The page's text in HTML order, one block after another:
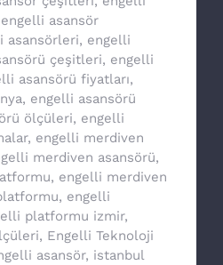
engelli asansör
asansörleri, engelli
çeşitleri, engelli
asansörü fiyatları,
, engelli asansörü
ölçüleri, engelli
, engelli merdiven
merdiven asansörü,
, engelli merdiven
, engelli
platformu izmir,
, Engelli Teknoloji
asansör, istanbul